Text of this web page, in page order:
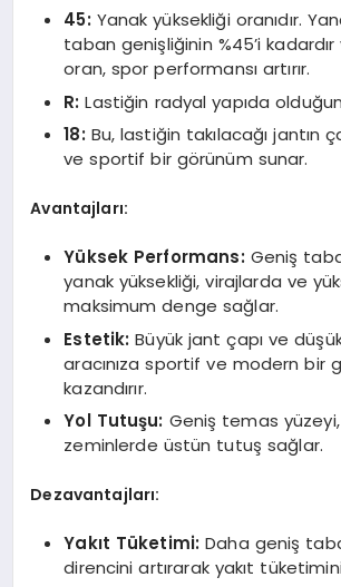
45: Yanak yüksekliği oranıdır.
taban genişliğinin %45’i
oran, spor performansı artırır.
R: Lastiğin radyal yapıda
18: Bu, lastiğin takılacağı jantın
ve sportif bir görünüm sunar.
Avantajları:
Yüksek Performans: Geniş
yanak yüksekliği, virajlarda ve
maksimum denge sağlar.
Estetik: Büyük jant çapı ve
aracınıza sportif ve modern bir
kazandırır.
Yol Tutuşu: Geniş temas yüzeyi,
zeminlerde üstün tutuş sağlar.
Dezavantajları:
Yakıt Tüketimi: Daha geniş
direncini artırarak yakıt